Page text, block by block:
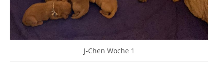
J-Chen Woche 1